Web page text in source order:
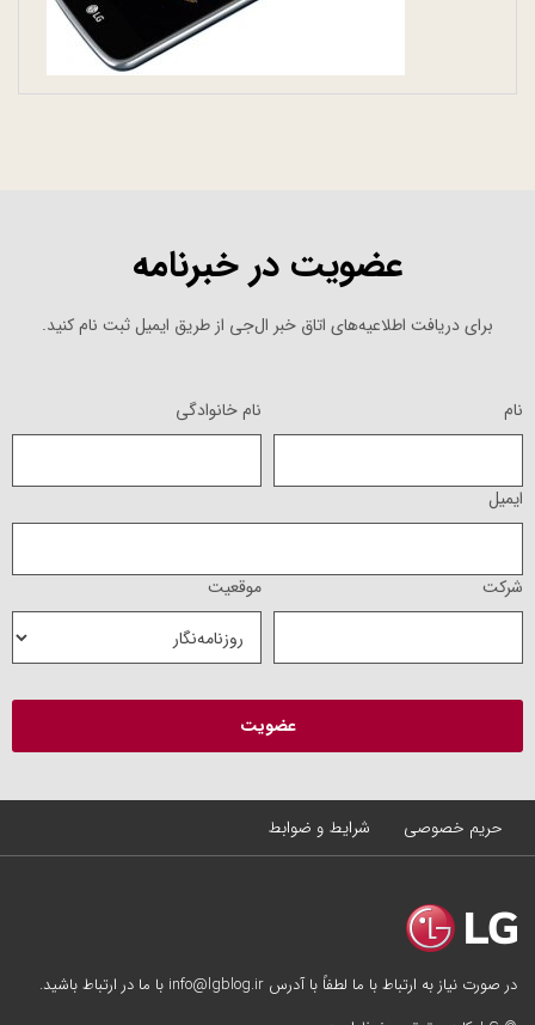
عضویت در خبرنامه
برای دریافت اطلاعیه‌های اتاق خبر ال‌جی از طریق ایمیل ثبت نام کنید.
نام نام خانوادگی
ایمیل
شرکت موقعیت
حریم خصوصی شرایط و ضوابط
در صورت نیاز به ارتباط با ما لطفاً با آدرس info@lgblog.ir با ما در ارتباط باشید.